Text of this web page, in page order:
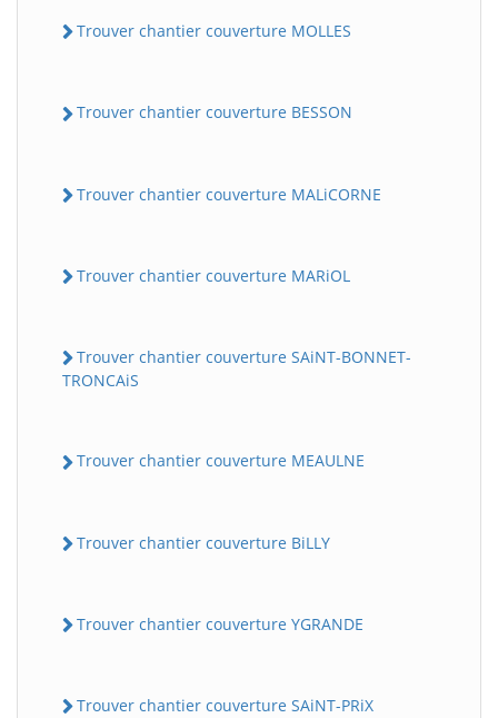
Trouver chantier couverture MOLLES
Trouver chantier couverture BESSON
Trouver chantier couverture MALiCORNE
Trouver chantier couverture MARiOL
Trouver chantier couverture SAiNT-BONNET-
TRONCAiS
Trouver chantier couverture MEAULNE
Trouver chantier couverture BiLLY
Trouver chantier couverture YGRANDE
Trouver chantier couverture SAiNT-PRiX